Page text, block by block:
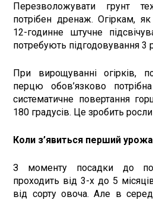
Перезволожувати грунт
потрібен дренаж. Огіркам,
12-годинне штучне
потребують підгодовування 3
При вирощуванні огірків,
перцю обов’язково
систематичне повертання
180 градусів. Це зробить
Коли з’явиться перший
З моменту посадки до
проходить від 3-х до 5
від сорту овоча. Але в